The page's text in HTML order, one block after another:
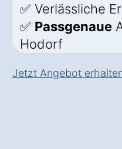
✅ Verlässliche
✅ Passgenaue
Hodorf
Jetzt Angebot